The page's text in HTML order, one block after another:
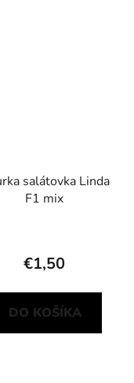
salátovka Linda
F1 mix
€1,50
DO KOŠÍKA